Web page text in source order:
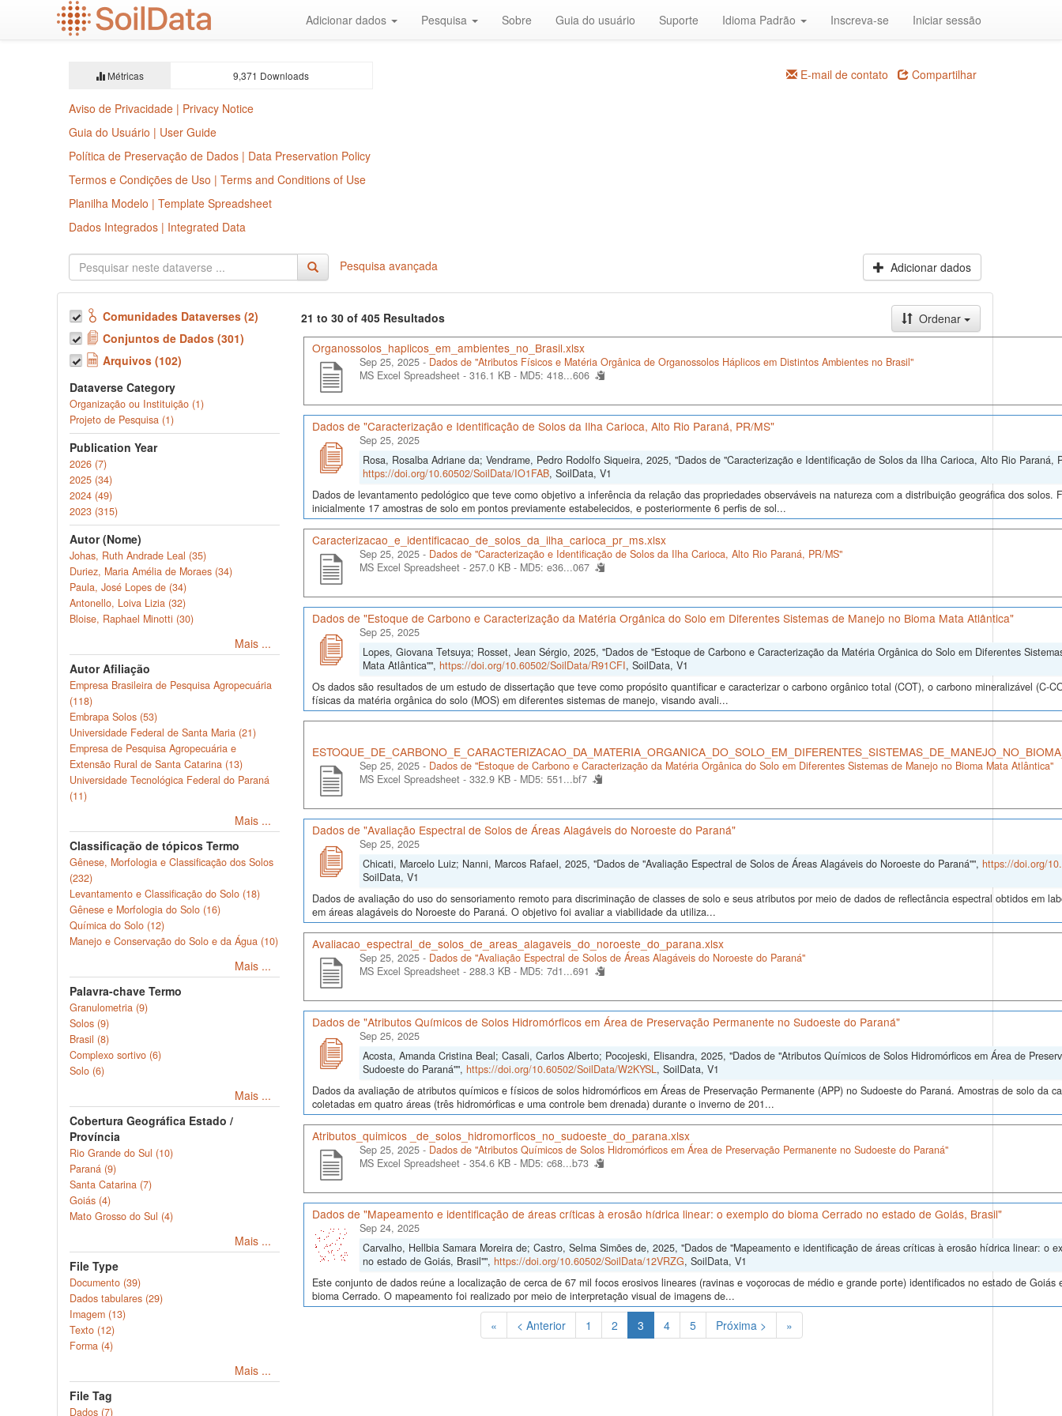
Adicionar dados Pesquisa Sobre Guia do usuário Suporte Idioma Padrão Inscreva-se Iniciar sessão
Métricas 9,371 Downloads E-mail de contato Compartilhar
Aviso de Privacidade | Privacy Notice
Guia do Usuário | User Guide
Política de Preservação de Dados | Data Preservation Policy
Termos e Condições de Uso | Terms and Conditions of Use
Planilha Modelo | Template Spreadsheet
Dados Integrados | Integrated Data
Pesquisa avançada Adicionar dados
Comunidades Dataverses (2)
Conjuntos de Dados (301)
Arquivos (102)
Dataverse Category
Organização ou Instituição (1)
Projeto de Pesquisa (1)
Publication Year
2026 (7)
2025 (34)
2024 (49)
2023 (315)
Autor (Nome)
Johas, Ruth Andrade Leal (35)
Duriez, Maria Amélia de Moraes (34)
Paula, José Lopes de (34)
Antonello, Loiva Lizia (32)
Bloise, Raphael Minotti (30)
Mais ...
Autor Afiliação
Empresa Brasileira de Pesquisa Agropecuária
(118)
Embrapa Solos (53)
Universidade Federal de Santa Maria (21)
Empresa de Pesquisa Agropecuária e
Extensão Rural de Santa Catarina (13)
Universidade Tecnológica Federal do Paraná
(11)
Mais ...
Classificação de tópicos Termo
Gênese, Morfologia e Classificação dos Solos
(232)
Levantamento e Classificação do Solo (18)
Gênese e Morfologia do Solo (16)
Química do Solo (12)
Manejo e Conservação do Solo e da Água (10)
Mais ...
Palavra-chave Termo
Granulometria (9)
Solos (9)
Brasil (8)
Complexo sortivo (6)
Solo (6)
Mais ...
Cobertura Geográfica Estado /
Província
Rio Grande do Sul (10)
Paraná (9)
Santa Catarina (7)
Goiás (4)
Mato Grosso do Sul (4)
Mais ...
File Type
Documento (39)
Dados tabulares (29)
Imagem (13)
Texto (12)
Forma (4)
Mais ...
File Tag
Dados (7)
21 to 30 of 405 Resultados
Ordenar
Organossolos_haplicos_em_ambientes_no_Brasil.xlsx
Sep 25, 2025 - Dados de "Atributos Físicos e Matéria Orgânica de Organossolos Háplicos em Distintos Ambientes no Brasil"
MS Excel Spreadsheet - 316.1 KB - MD5: 418...606
Dados de "Caracterização e Identificação de Solos da Ilha Carioca, Alto Rio Paraná, PR/MS"
Sep 25, 2025
Rosa, Rosalba Adriane da; Vendrame, Pedro Rodolfo Siqueira, 2025, "Dados de "Caracterização e Identificação de Solos da Ilha Carioca, Alto Rio Paraná,
https://doi.org/10.60502/SoilData/IO1FAB, SoilData, V1
Dados de levantamento pedológico que teve como objetivo a inferência da relação das propriedades observáveis na natureza com a distribuição geográfica dos solos.
inicialmente 17 amostras de solo em pontos previamente estabelecidos, e posteriormente 6 perfis de sol...
Caracterizacao_e_identificacao_de_solos_da_ilha_carioca_pr_ms.xlsx
Sep 25, 2025 - Dados de "Caracterização e Identificação de Solos da Ilha Carioca, Alto Rio Paraná, PR/MS"
MS Excel Spreadsheet - 257.0 KB - MD5: e36...067
Dados de "Estoque de Carbono e Caracterização da Matéria Orgânica do Solo em Diferentes Sistemas de Manejo no Bioma Mata Atlântica"
Sep 25, 2025
Lopes, Giovana Tetsuya; Rosset, Jean Sérgio, 2025, "Dados de "Estoque de Carbono e Caracterização da Matéria Orgânica do Solo em Diferentes
Mata Atlântica"", https://doi.org/10.60502/SoilData/R91CFI, SoilData, V1
Os dados são resultados de um estudo de dissertação que teve como propósito quantificar e caracterizar o carbono orgânico total (COT), o carbono mineralizável (C-
físicas da matéria orgânica do solo (MOS) em diferentes sistemas de manejo, visando avali...
Sep 25, 2025 - Dados de "Estoque de Carbono e Caracterização da Matéria Orgânica do Solo em Diferentes Sistemas de Manejo no Bioma Mata Atlântica"
MS Excel Spreadsheet - 332.9 KB - MD5: 551...bf7
Dados de "Avaliação Espectral de Solos de Áreas Alagáveis do Noroeste do Paraná"
Sep 25, 2025
Chicati, Marcelo Luiz; Nanni, Marcos Rafael, 2025, "Dados de "Avaliação Espectral de Solos de Áreas Alagáveis do Noroeste do Paraná"", https://doi.org/
SoilData, V1
Dados de avaliação do uso do sensoriamento remoto para discriminação de classes de solo e seus atributos por meio de dados de reflectância espectral obtidos em
em áreas alagáveis do Noroeste do Paraná. O objetivo foi avaliar a viabilidade da utiliza...
Avaliacao_espectral_de_solos_de_areas_alagaveis_do_noroeste_do_parana.xlsx
Sep 25, 2025 - Dados de "Avaliação Espectral de Solos de Áreas Alagáveis do Noroeste do Paraná"
MS Excel Spreadsheet - 288.3 KB - MD5: 7d1...691
Dados de "Atributos Químicos de Solos Hidromórficos em Área de Preservação Permanente no Sudoeste do Paraná"
Sep 25, 2025
Acosta, Amanda Cristina Beal; Casali, Carlos Alberto; Pocojeski, Elisandra, 2025, "Dados de "Atributos Químicos de Solos Hidromórficos em Área de
Sudoeste do Paraná"", https://doi.org/10.60502/SoilData/W2KYSL, SoilData, V1
Dados da avaliação de atributos químicos e físicos de solos hidromórficos em Áreas de Preservação Permanente (APP) no Sudoeste do Paraná. Amostras de solo da
coletadas em quatro áreas (três hidromórficas e uma controle bem drenada) durante o inverno de 201...
Atributos_quimicos _de_solos_hidromorficos_no_sudoeste_do_parana.xlsx
Sep 25, 2025 - Dados de "Atributos Químicos de Solos Hidromórficos em Área de Preservação Permanente no Sudoeste do Paraná"
MS Excel Spreadsheet - 354.6 KB - MD5: c68...b73
Dados de "Mapeamento e identificação de áreas críticas à erosão hídrica linear: o exemplo do bioma Cerrado no estado de Goiás, Brasil"
Sep 24, 2025
Carvalho, Hellbia Samara Moreira de; Castro, Selma Simões de, 2025, "Dados de "Mapeamento e identificação de áreas críticas à erosão hídrica linear: o
no estado de Goiás, Brasil"", https://doi.org/10.60502/SoilData/12VRZG, SoilData, V1
Este conjunto de dados reúne a localização de cerca de 67 mil focos erosivos lineares (ravinas e voçorocas de médio e grande porte) identificados no estado de
bioma Cerrado. O mapeamento foi realizado por meio de interpretação visual de imagens de...
« < Anterior 1 2 3 (Atual)
4 5 Próxima > »